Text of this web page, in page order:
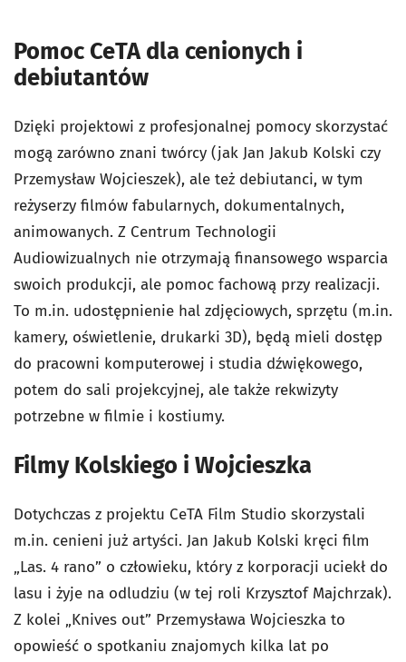
Pomoc CeTA dla cenionych i
debiutantów
Dzięki projektowi z profesjonalnej pomocy skorzystać
mogą zarówno znani twórcy (jak Jan Jakub Kolski czy
Przemysław Wojcieszek), ale też debiutanci, w tym
reżyserzy filmów fabularnych, dokumentalnych,
animowanych. Z Centrum Technologii
Audiowizualnych nie otrzymają finansowego wsparcia
swoich produkcji, ale pomoc fachową przy realizacji.
To m.in. udostępnienie hal zdjęciowych, sprzętu (m.in.
kamery, oświetlenie, drukarki 3D), będą mieli dostęp
do pracowni komputerowej i studia dźwiękowego,
potem do sali projekcyjnej, ale także rekwizyty
potrzebne w filmie i kostiumy.
Filmy Kolskiego i Wojcieszka
Dotychczas z projektu CeTA Film Studio skorzystali
m.in. cenieni już artyści. Jan Jakub Kolski kręci film
„Las. 4 rano” o człowieku, który z korporacji uciekł do
lasu i żyje na odludziu (w tej roli Krzysztof Majchrzak).
Z kolei „Knives out” Przemysława Wojcieszka to
opowieść o spotkaniu znajomych kilka lat po